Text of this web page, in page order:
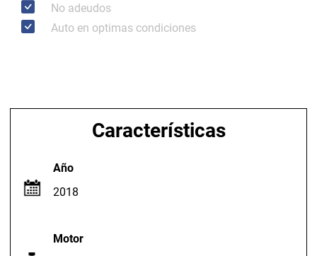
No adeudos
Auto en optimas condiciones
Características
Año
2018
Motor